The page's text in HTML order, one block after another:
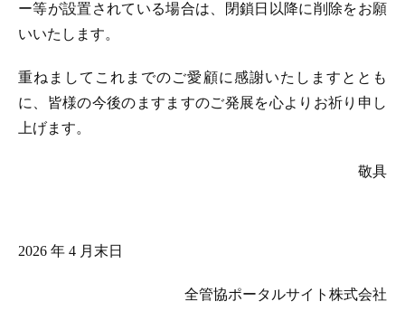
ー等が設置されている場合は、閉鎖日以降に削除をお願
いいたします。
重ねましてこれまでのご愛顧に感謝いたしますととも
に、皆様の今後のますますのご発展を心よりお祈り申し
上げます。
敬具
2026 年 4 月末日
全管協ポータルサイト株式会社